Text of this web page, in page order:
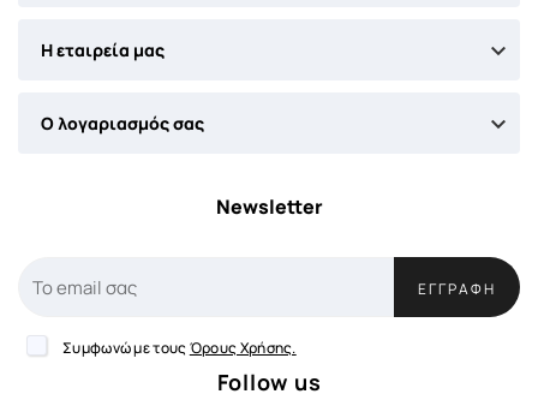
Η εταιρεία μας 
Ο λογαριασμός σας 
Newsletter
ΕΓΓΡΑΦΉ
Συμφωνώ με τους Όρους Χρήσης.
Follow us